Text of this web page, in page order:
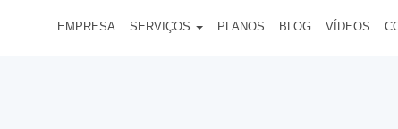
EMPRESA SERVIÇOS PLANOS BLOG VÍDEOS